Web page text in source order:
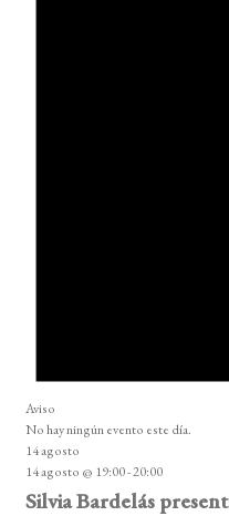
Aviso
No hay ningún evento este día.
14 agosto
14 agosto @ 19:00-20:00
Silvia Bardelás